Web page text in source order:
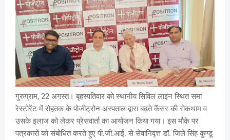
गुरुग्राम, 22 अगस्त। बृहस्पतिवार को स्थानीय सिविल लाइन स्थित समा
रेस्टोरेंट में रोहतक के पोजीट्रोन अस्पताल द्वारा बढ़ते कैंसर की रोकथाम व
उसके इलाज को लेकर प्रेसवार्ता का आयोजन किया गया। इस मौके पर
पत्रकारों को संबोधित करते हुए पी.जी.आई. से सेवानिवृत्त डॉ. जिले सिंह कुण्डू